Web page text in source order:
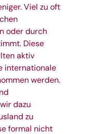
Viel zu oft
oder durch
Diese
aktiv
internationale
werden.
dazu
zu
formal nicht